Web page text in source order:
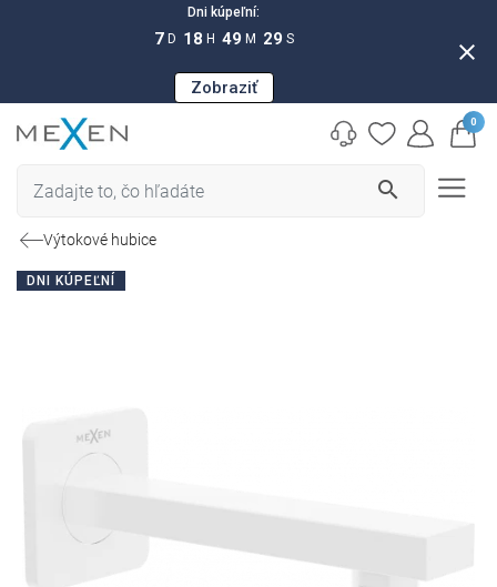
Dni kúpeľní:
7 D 18 H 49 M 28 S
Zobraziť
close
search
0
Výtokové hubice
DNI KÚPEĽNÍ